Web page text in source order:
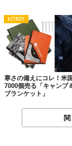
ACTIVITY
寒さの備えにコレ！米
7000個売る「キャンプ
ブランケット」